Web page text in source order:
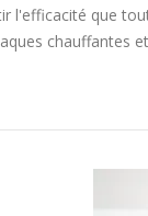
l'efficacité que
chauffantes